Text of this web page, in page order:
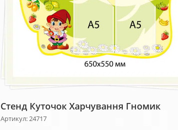
Стенд Куточок Харчування Гномик
Артикул: 24717